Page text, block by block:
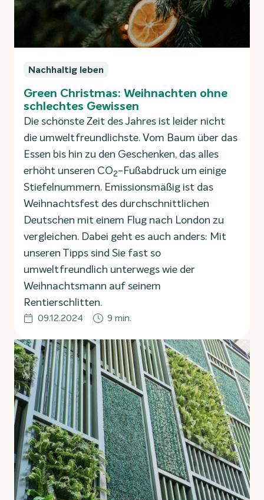
Nachhaltig leben
Green Christmas: Weihnachten ohne
schlechtes Gewissen
Die schönste Zeit des Jahres ist leider nicht
die umweltfreundlichste. Vom Baum über das
Essen bis hin zu den Geschenken, das alles
erhöht unseren CO2-Fußabdruck um einige
Stiefelnummern. Emissionsmäßig ist das
Weihnachtsfest des durchschnittlichen
Deutschen mit einem Flug nach London zu
vergleichen. Dabei geht es auch anders: Mit
unseren Tipps sind Sie fast so
umweltfreundlich unterwegs wie der
Weihnachtsmann auf seinem
Rentierschlitten.
09.12.2024 9 min.